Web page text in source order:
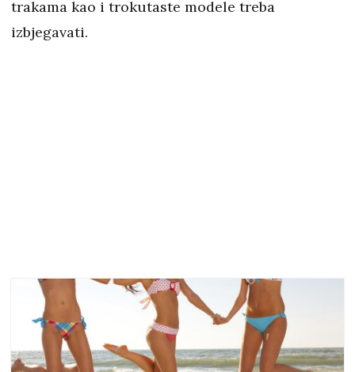
trakama kao i trokutaste modele treba
izbjegavati.